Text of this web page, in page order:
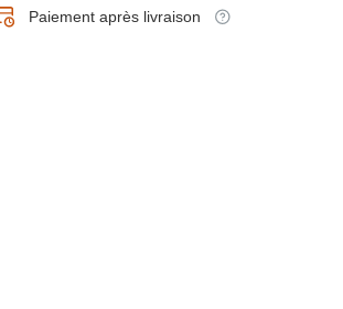
Paiement après livraison